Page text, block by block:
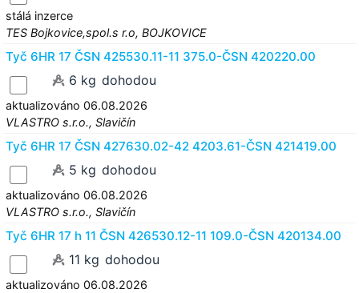
stálá inzerce
TES Bojkovice,spol.s r.o, BOJKOVICE
Tyč 6HR 17 ČSN 425530.11-11 375.0-ČSN 420220.00
6 kg dohodou
aktualizováno 06.08.2026
VLASTRO s.r.o., Slavičín
Tyč 6HR 17 ČSN 427630.02-42 4203.61-ČSN 421419.00
5 kg dohodou
aktualizováno 06.08.2026
VLASTRO s.r.o., Slavičín
Tyč 6HR 17 h 11 ČSN 426530.12-11 109.0-ČSN 420134.00
11 kg dohodou
aktualizováno 06.08.2026